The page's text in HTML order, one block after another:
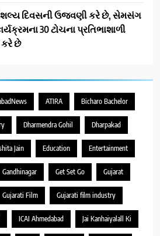
દિવસની ઉજવણી કરે છે, સેમસંગ
30 ટોચના પ્રતિભાશાળી
કરે છે
ATIRA Bicharo Bachelor
Dharmendra Gohil Dharpakad
Jain Education Entertainment
Gandhinagar Get Set Go Gujarat
Gujarati Film Gujarati film industry
ICAI Ahmedabad Jai Kanhaiyalall Ki